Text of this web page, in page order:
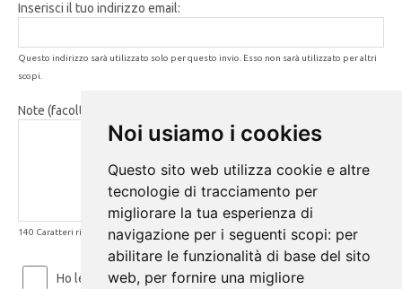
Noi usiamo i cookies
Questo sito web utilizza cookie e altre
tecnologie di tracciamento per
migliorare la tua esperienza di
navigazione per i seguenti scopi: per
abilitare le funzionalità di base del sito
web, per fornire una migliore
Inserisci il tuo indirizzo email:
Questo indirizzo sarà utilizzato solo per questo invio. Esso non sarà utilizzato per altri
scopi.
Note (facoltativo):
140 Caratteri rimanenti
Ho letto ed accetto leCondizioni d'usoe laPrivacy Policy